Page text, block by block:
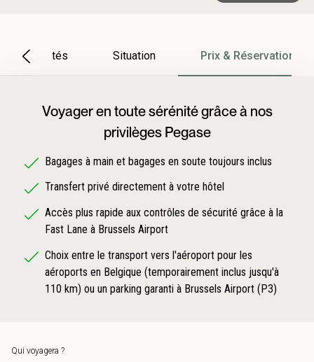
Particularités Situation Prix & Réservation
Voyager en toute sérénité grâce à nos
privilèges Pegase
Bagages à main et bagages en soute toujours inclus
Transfert privé directement à votre hôtel
Accès plus rapide aux contrôles de sécurité grâce à la
Fast Lane à Brussels Airport
Choix entre le transport vers l'aéroport pour les
aéroports en Belgique (temporairement inclus jusqu'à
110 km) ou un parking garanti à Brussels Airport (P3)
Qui voyagera ?